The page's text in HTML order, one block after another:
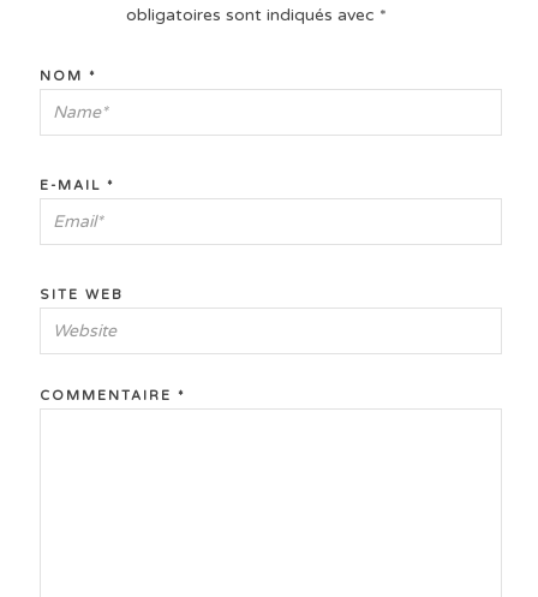
obligatoires sont indiqués avec *
NOM *
E-MAIL *
SITE WEB
COMMENTAIRE *